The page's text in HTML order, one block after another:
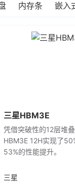
内存条 嵌入
三星HBM3E
凭借突破性的12层堆
HBM3E 12H实现了
53%的性能提升。
三星